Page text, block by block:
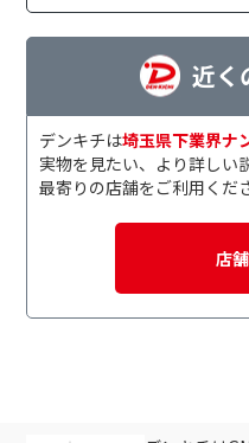
近く
デンキチは埼玉県下業界ナ
実物を見たい、より詳しい
最寄りの店舗をご利用くだ
店